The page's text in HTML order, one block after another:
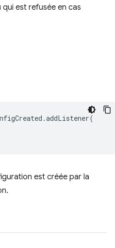
est refusée en cas
.addListener(
est créée par la